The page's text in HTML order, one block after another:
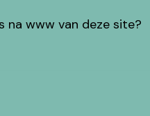
www van deze site?